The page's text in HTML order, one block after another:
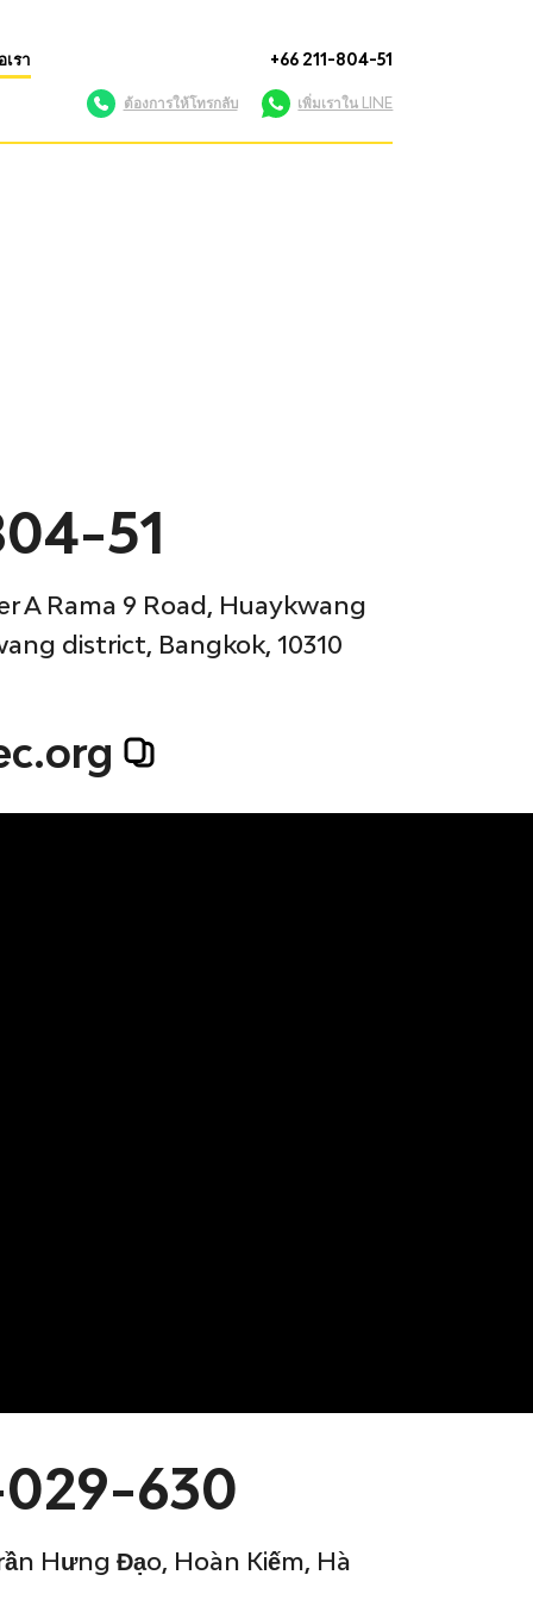
รา +66 211-804-51
ต้องการให้โทรกลับ เพิ่มเราใน LINE
51
A Rama 9 Road, Huaykwang
district, Bangkok, 10310
630
Hưng Đạo, Hoàn Kiếm, Hà